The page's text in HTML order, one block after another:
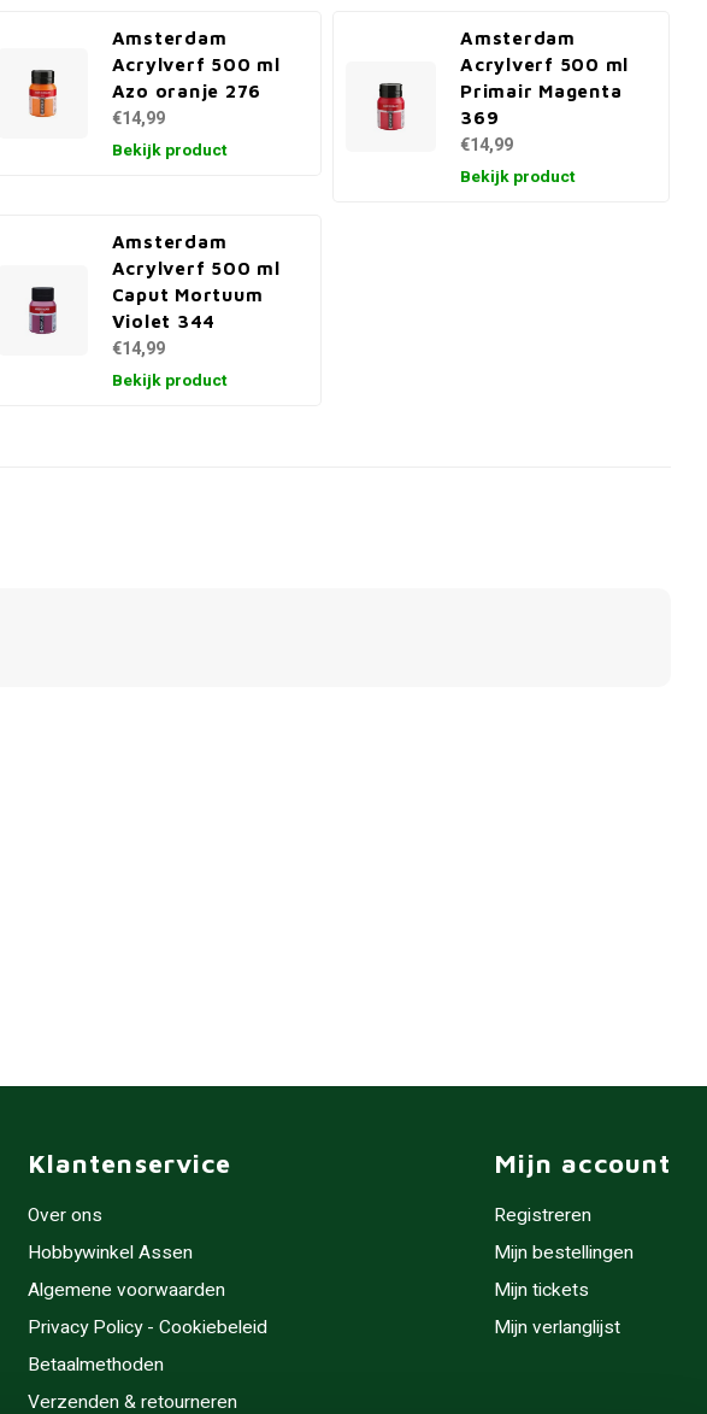
Amsterdam
Acrylverf 500 ml
Azo oranje 276
€14,99
Bekijk product
Amsterdam
Acrylverf 500 ml
Primair Magenta
369
€14,99
Bekijk product
Amsterdam
Acrylverf 500 ml
Caput Mortuum
Violet 344
€14,99
Bekijk product
Klantenservice
Over ons
Hobbywinkel Assen
Algemene voorwaarden
Privacy Policy - Cookiebeleid
Betaalmethoden
Verzenden & retourneren
Mijn account
Registreren
Mijn bestellingen
Mijn tickets
Mijn verlanglijst